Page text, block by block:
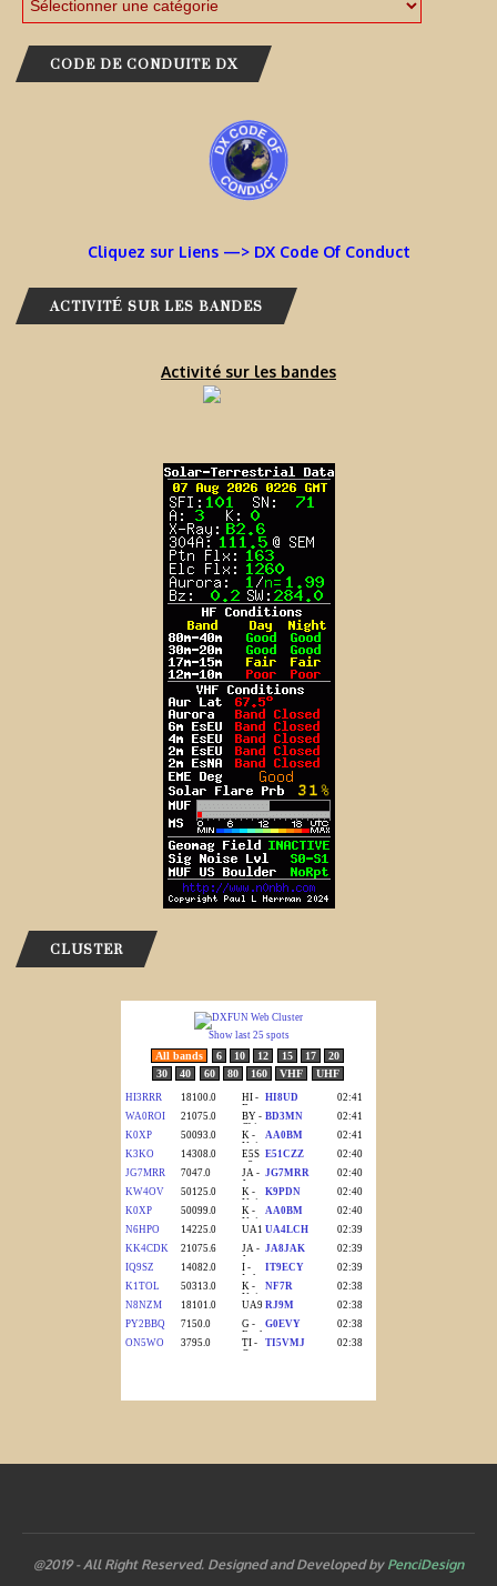
CODE DE CONDUITE DX
Cliquez sur Liens —> DX Code Of Conduct
ACTIVITÉ SUR LES BANDES
Activité sur les bandes
CLUSTER
@2019 - All Right Reserved. Designed and Developed by PenciDesign